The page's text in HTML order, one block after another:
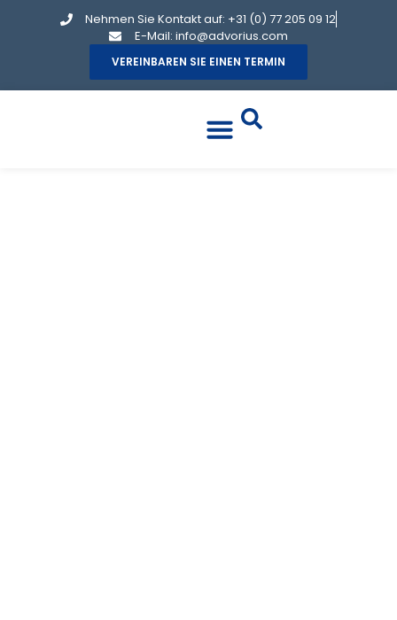
Nehmen Sie Kontakt auf: +31 (0) 77 205 09 12
E-Mail: info@advorius.com
VEREINBAREN SIE EINEN TERMIN